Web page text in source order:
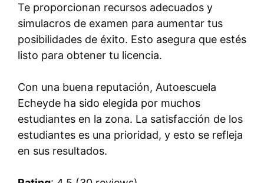
Te proporcionan recursos adecuados y
simulacros de examen para aumentar tus
posibilidades de éxito. Esto asegura que estés
listo para obtener tu licencia.
Con una buena reputación, Autoescuela
Echeyde ha sido elegida por muchos
estudiantes en la zona. La satisfacción de los
estudiantes es una prioridad, y esto se refleja
en sus resultados.